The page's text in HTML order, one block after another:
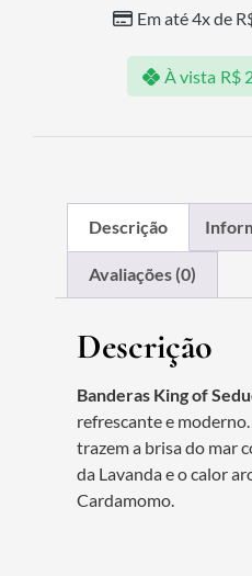
Em até 4x de
À vista R$
Descrição
Avaliações (0)
Descrição
Banderas King of
refrescante e
trazem a brisa do mar
da Lavanda e o calor
Cardamomo.